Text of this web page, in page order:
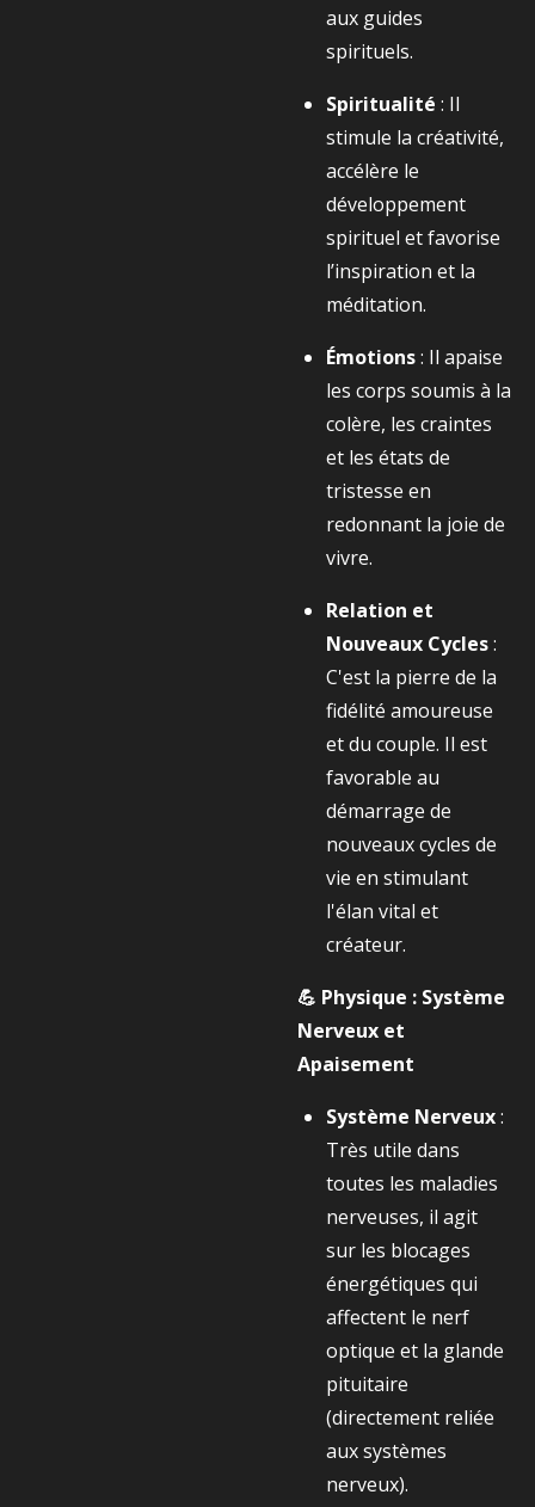
aux guides
spirituels.
Spiritualité : Il
stimule la créativité,
accélère le
développement
spirituel et favorise
l’inspiration et la
méditation.
Émotions: Il apaise
les corps soumis à la
colère, les craintes
et les états de
tristesse en
redonnant la joie de
vivre.
Relation et
Nouveaux Cycles:
C'est la pierre de la
fidélité amoureuse
et du couple. Il est
favorable au
démarrage de
nouveaux cycles de
vie en stimulant
l'élan vital et
créateur.
💪 Physique : Système
Nerveux et
Apaisement
Système Nerveux:
Très utile dans
toutes les maladies
nerveuses, il agit
sur les blocages
énergétiques qui
affectent le nerf
optique et la glande
pituitaire
(directement reliée
aux systèmes
nerveux).